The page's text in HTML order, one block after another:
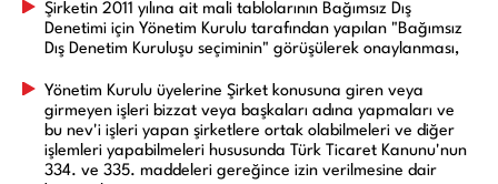
Şirketin 2011 yılına ait mali tablolarının Bağımsız Dış
Denetimi için Yönetim Kurulu tarafından yapılan "Bağımsız
Dış Denetim Kuruluşu seçiminin" görüşülerek onaylanması,
Yönetim Kurulu üyelerine Şirket konusuna giren veya
girmeyen işleri bizzat veya başkaları adına yapmaları ve
bu nev'i işleri yapan şirketlere ortak olabilmeleri ve diğer
işlemleri yapabilmeleri hususunda Türk Ticaret Kanunu'nun
334. ve 335. maddeleri gereğince izin verilmesine dair